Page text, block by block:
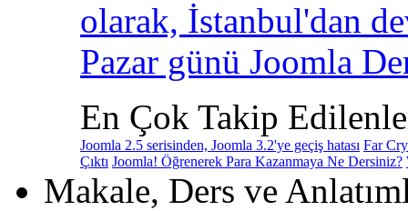
olarak, İstanbul'dan
Pazar günü Joomla
En Çok Takip
Joomla 2.5 serisinden, Joomla 3.2'ye geçiş hatası Far
Çıktı Joomla! Öğrenerek Para Kazanmaya Ne Dersiniz?
Makale, Ders ve